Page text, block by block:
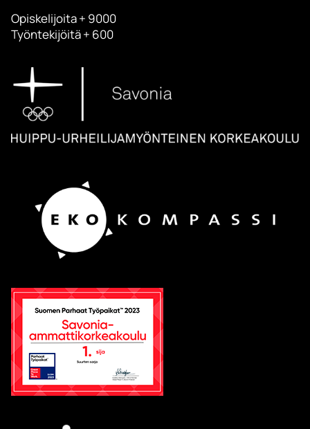
Opiskelijoita + 9000
Työntekijöitä + 600